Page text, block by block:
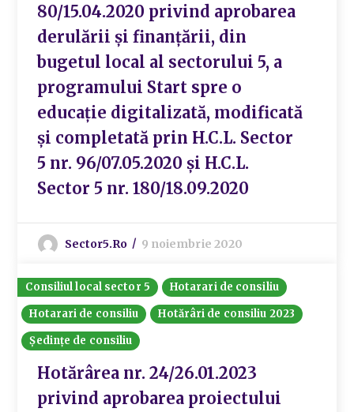
80/15.04.2020 privind aprobarea
derulării și finanțării, din
bugetul local al sectorului 5, a
programului Start spre o
educație digitalizată, modificată
și completată prin H.C.L. Sector
5 nr. 96/07.05.2020 și H.C.L.
Sector 5 nr. 180/18.09.2020
Sector5.ro 9 noiembrie 2020
Consiliul local sector 5
Hotarari de consiliu
Hotarari de consiliu
Hotărâri de consiliu 2023
Ședințe de consiliu
Hotărârea nr. 24/26.01.2023
privind aprobarea proiectului